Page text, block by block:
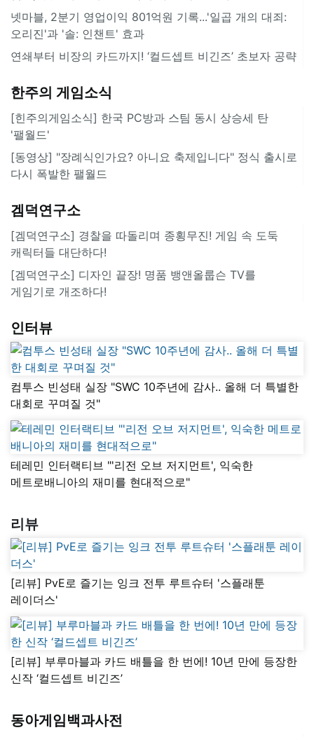
넷마블, 2분기 영업이익 801억원 기록...'일곱 개의 대죄:
오리진'과 '솔: 인챈트' 효과
연쇄부터 비장의 카드까지! ‘컬드셉트 비긴즈’ 초보자 공략
한주의 게임소식
[힌주의게임소식] 한국 PC방과 스팀 동시 상승세 탄
'팰월드'
[동영상] "장례식인가요? 아니요 축제입니다" 정식 출시로
다시 폭발한 팰월드
겜덕연구소
[겜덕연구소] 경찰을 따돌리며 종횡무진! 게임 속 도둑
캐릭터들 대단하다!
[겜덕연구소] 디자인 끝장! 명품 뱅앤올룹슨 TV를
게임기로 개조하다!
인터뷰
컴투스 빈성태 실장 "SWC 10주년에 감사.. 올해 더 특별한
대회로 꾸며질 것"
테레민 인터랙티브 "'리전 오브 저지먼트', 익숙한
메트로배니아의 재미를 현대적으로"
리뷰
[리뷰] PvE로 즐기는 잉크 전투 루트슈터 '스플래툰
레이더스'
[리뷰] 부루마블과 카드 배틀을 한 번에! 10년 만에 등장한
신작 ‘컬드셉트 비긴즈’
동아게임백과사전